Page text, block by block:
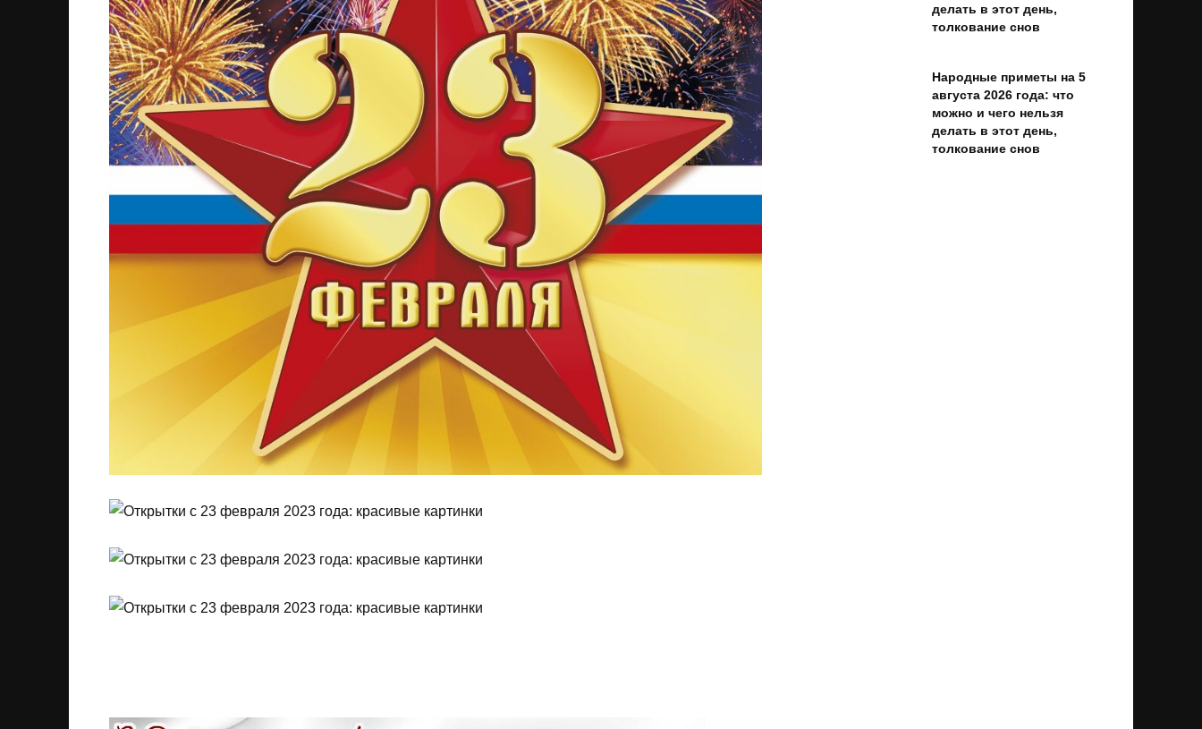
делать в этот день,
толкование снов
Народные приметы на 5
августа 2026 года: что
можно и чего нельзя
делать в этот день,
толкование снов